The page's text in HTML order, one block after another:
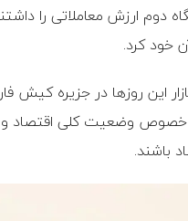
خود کرد.
بازار این روزها در جزیره
وضعیت کلی اقتصاد و
باشند.